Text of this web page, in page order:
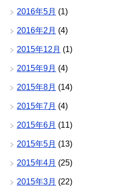
2016年5月 (1)
2016年2月 (4)
2015年12月 (1)
2015年9月 (4)
2015年8月 (14)
2015年7月 (4)
2015年6月 (11)
2015年5月 (13)
2015年4月 (25)
2015年3月 (22)